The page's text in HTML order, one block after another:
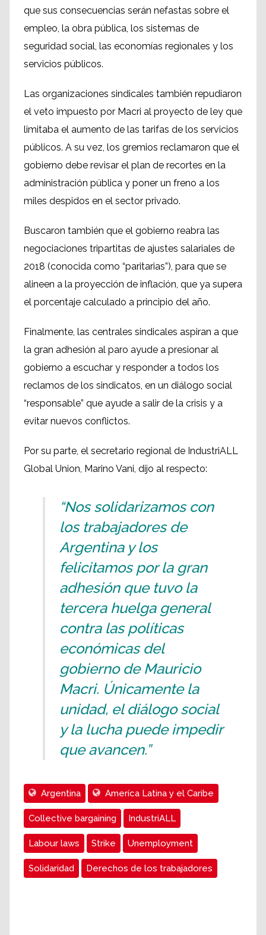
que sus consecuencias serán nefastas sobre el
empleo, la obra pública, los sistemas de
seguridad social, las economías regionales y los
servicios públicos.
Las organizaciones sindicales también repudiaron
el veto impuesto por Macri al proyecto de ley que
limitaba el aumento de las tarifas de los servicios
públicos. A su vez, los gremios reclamaron que el
gobierno debe revisar el plan de recortes en la
administración pública y poner un freno a los
miles despidos en el sector privado.
Buscaron también que el gobierno reabra las
negociaciones tripartitas de ajustes salariales de
2018 (conocida como “paritarias”), para que se
alineen a la proyección de inflación, que ya supera
el porcentaje calculado a principio del año.
Finalmente, las centrales sindicales aspiran a que
la gran adhesión al paro ayude a presionar al
gobierno a escuchar y responder a todos los
reclamos de los sindicatos, en un diálogo social
“responsable” que ayude a salir de la crisis y a
evitar nuevos conflictos.
Por su parte, el secretario regional de IndustriALL
Global Union, Marino Vani, dijo al respecto:
“Nos solidarizamos con
los trabajadores de
Argentina y los
felicitamos por la gran
adhesión que tuvo la
tercera huelga general
contra las políticas
económicas del
gobierno de Mauricio
Macri. Únicamente la
unidad, el diálogo social
y la lucha puede impedir
que avancen.”
Argentina Ameríca Latina y el Caribe
Collective bargaining IndustriALL
Labour laws Strike Unemployment
Solidaridad Derechos de los trabajadores